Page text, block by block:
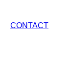
CONTACT